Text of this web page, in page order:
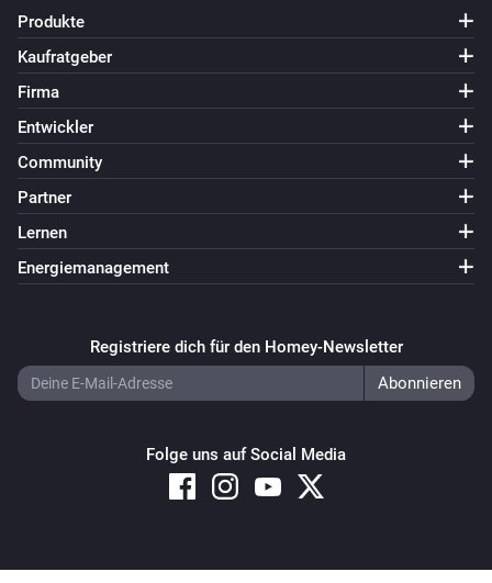
Produkte
Kaufratgeber
Firma
Entwickler
Community
Partner
Lernen
Energiemanagement
Registriere dich für den Homey-Newsletter
Folge uns auf Social Media